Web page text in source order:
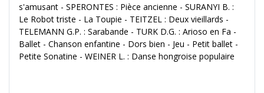
s'amusant - SPERONTES : Pièce ancienne - SURANYI B. :
Le Robot triste - La Toupie - TEITZEL : Deux vieillards -
TELEMANN G.P. : Sarabande - TURK D.G. : Arioso en Fa -
Ballet - Chanson enfantine - Dors bien - Jeu - Petit ballet -
Petite Sonatine - WEINER L. : Danse hongroise populaire